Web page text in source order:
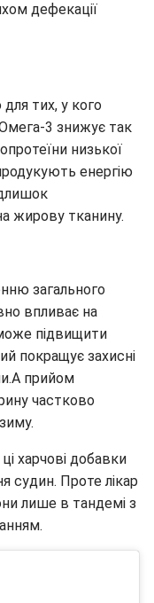
дефекації
тих, у кого
3 знижує так
низької
енергію
жирову тканину.
загального
впливає на
підвищити
покращує захисні
прийом
частково
харчові добавки
судин. Проте лікар
лише в тандемі з